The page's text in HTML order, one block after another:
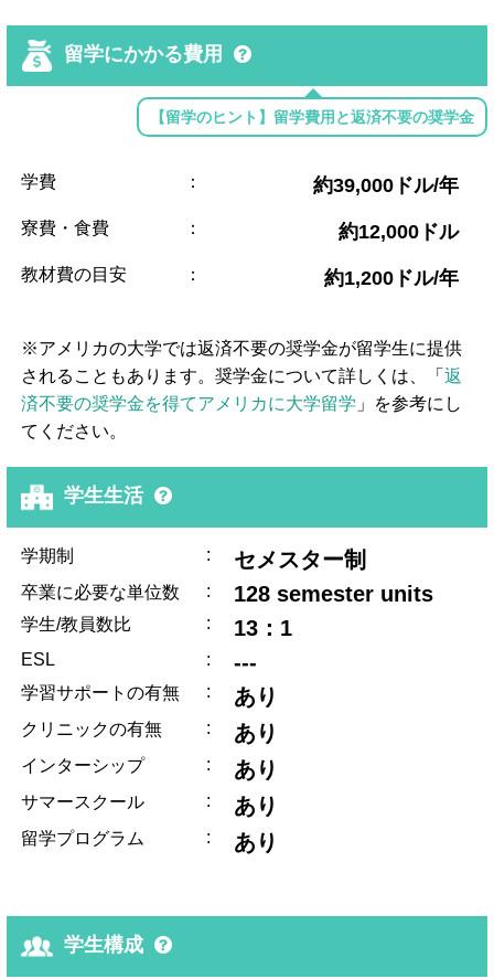
留学にかかる費用
【留学のヒント】留学費用と返済不要の奨学金
学費 ： 約39,000ドル/年
寮費・食費 ： 約12,000ドル
教材費の目安 ： 約1,200ドル/年
※アメリカの大学では返済不要の奨学金が留学生に提供
されることもあります。奨学金について詳しくは、「返
済不要の奨学金を得てアメリカに大学留学 」を参考にし
てください。
学生生活
学期制 : セメスター制
卒業に必要な単位数 : 128 semester units
学生/教員数比 : 13：1
ESL : ---
学習サポートの有無 : あり
クリニックの有無 : あり
インターシップ : あり
サマースクール : あり
留学プログラム : あり
学生構成